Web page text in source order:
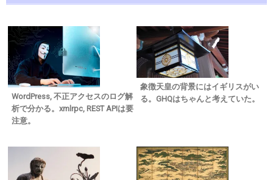
WordPress, 不正アクセスのログ解
析で分かる。xmlrpc, REST APIは要
注意。
象徴天皇の背景にはイギリスがい
る。GHQはちゃんと考えていた。